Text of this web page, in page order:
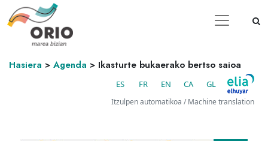
Hasiera > Agenda > Ikasturte bukaerako bertso saioa
ES FR EN CA GL
Itzulpen automatikoa / Machine translation